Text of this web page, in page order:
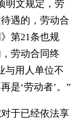
明文规定，劳
遇的，劳动合
第21条也规
劳动合同终
与用人单位不
是‘劳动者’。”
于已经依法享